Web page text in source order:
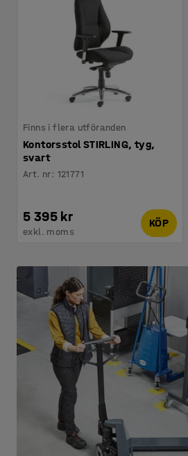
Finns i flera utföranden
Kontorsstol STIRLING, tyg,
svart
Art. nr: 121771
5 395 kr
exkl. moms
KÖP